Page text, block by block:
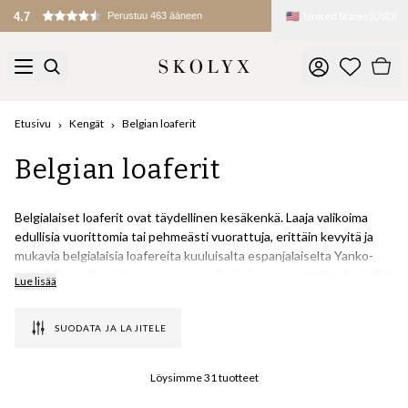
4.7 Perustuu 463 ääneen 🇺🇸
Etusivu Kengät Belgian loaferit
Belgian loaferit
Belgialaiset loaferit ovat täydellinen kesäkenkä. Laaja valikoima
edullisia vuorittomia tai pehmeästi vuorattuja, erittäin kevyitä ja
mukavia belgialaisia loafereita kuuluisalta espanjalaiselta Yanko-
merkiltä on ollut valtava menestys. On helppo ymmärtää miksi, sillä
kestämään muutakin kuin vain muutaman kauden. Ne on
Lue lisää
SUODATA JA LAJITELE
Löysimme31tuotteet